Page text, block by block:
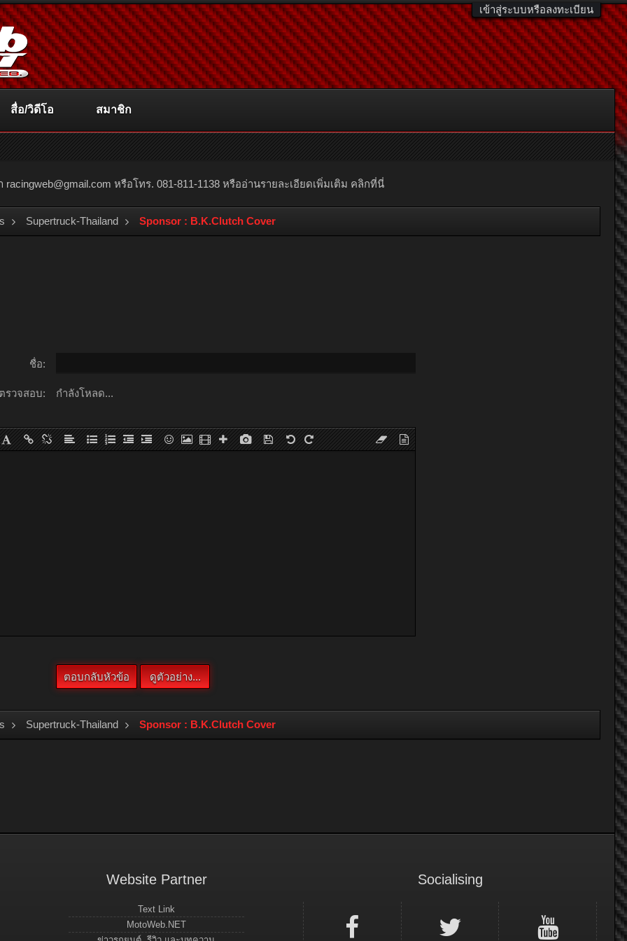
เข้าสู่ระบบหรือลงทะเบียน
racingweb@gmail.com หรือโทร. 081-811-1138 หรืออ่านรายละเอียดเพิ่มเติม คลิกที่นี่
Supertruck-Thailand Sponsor : B.K.Clutch Cover
ชื่อ:
รวจสอบ: กำลังโหลด...
Supertruck-Thailand Sponsor : B.K.Clutch Cover
สื่อ/วิดีโอ สมาชิก
Website Partner
Text Link
MotoWeb.NET
Socialising